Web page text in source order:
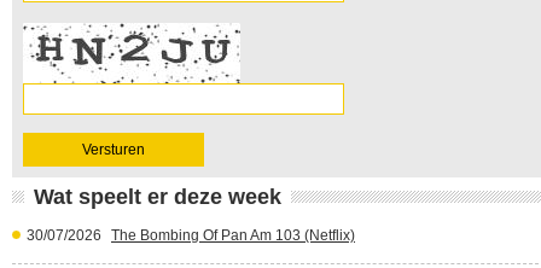
Wat speelt er deze week
30/07/2026 The Bombing Of Pan Am 103 (Netflix)